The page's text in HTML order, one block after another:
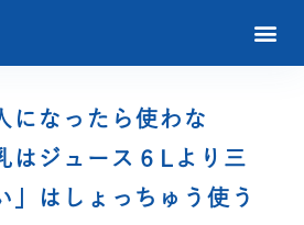
になったら使わな
ジュース６Lより三
」はしょっちゅう使う